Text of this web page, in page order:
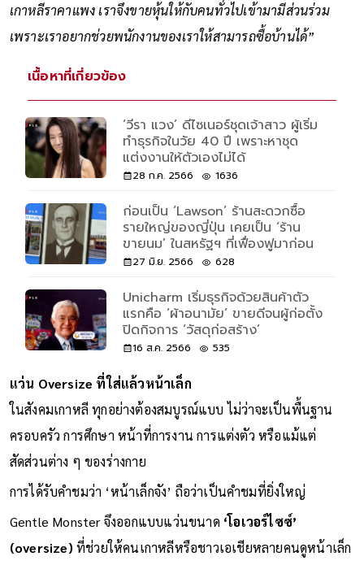
เกาหลีราคาแพง เราจึงขายหุ้นให้กับคนทั่วไปเข้ามามีส่วนร่วม
เพราะเราอยากช่วยพนักงานของเราให้สามารถซื้อบ้านได้”
เนื้อหาที่เกี่ยวข้อง
‘วีรา แวง’ ดีไซเนอร์ชุดเจ้าสาว ผู้เริ่ม
ทำธุรกิจในวัย 40 ปี เพราะหาชุด
แต่งงานให้ตัวเองไม่ได้
28 ก.ค. 2566 1636
ก่อนเป็น ‘Lawson’ ร้านสะดวกซื้อ
รายใหญ่ของญี่ปุ่น เคยเป็น ‘ร้าน
ขายนม’ ในสหรัฐฯ ที่เฟื่องฟูมาก่อน
27 มิ.ย. 2566 628
Unicharm เริ่มธุรกิจด้วยสินค้าตัว
แรกคือ ‘ผ้าอนามัย’ ขายดีจนผู้ก่อตั้ง
ปิดกิจการ ‘วัสดุก่อสร้าง’
16 ส.ค. 2566 535
แว่น Oversize ที่ใส่แล้วหน้าเล็ก
ในสังคมเกาหลี ทุกอย่างต้องสมบูรณ์แบบ ไม่ว่าจะเป็นพื้นฐาน
ครอบครัว การศึกษา หน้าที่การงาน การแต่งตัว หรือแม้แต่
สัดส่วนต่าง ๆ ของร่างกาย
การได้รับคำชมว่า ‘หน้าเล็กจัง’ ถือว่าเป็นคำชมที่ยิ่งใหญ่
Gentle Monster จึงออกแบบแว่นขนาด ‘โอเวอร์ไซซ์’
(oversize) ที่ช่วยให้คนเกาหลีหรือชาวเอเชียหลายคนดูหน้าเล็ก